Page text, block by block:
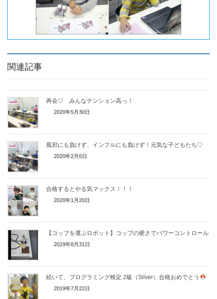
関連記事
再会♡ みんなテンション高っ！
2020年5月30日
風邪にも負けず、インフルにも負けず！元気な子どもたち♡
2020年2月6日
合格するとやる気マックス！！！
2020年1月20日
【コップを運ぶロボット】コップの硬さでパワーコントロール
2019年8月31日
続いて、プログラミング検定 2級（Silver）合格おめでとう
2019年7月22日